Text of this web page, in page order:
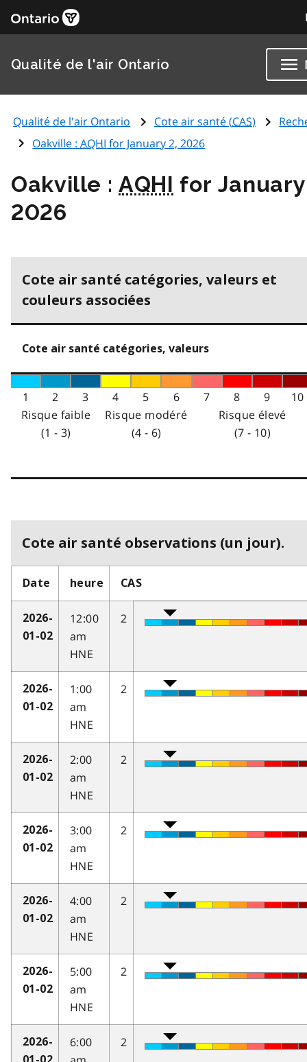
Qualité de l'air Ontario
Qualité de l'air Ontario Cote air santé (CAS)
Oakville :AQHI for January 2, 2026
Oakville :AQHI for
2026
Cote air santé catégories, valeurs et
couleurs associées
Cote air santé catégories, valeurs
1 2 3 4 5 6 7 8 9
10
Risque faible
(1 - 3)
Risque modéré
(4 - 6)
Risque élevé
(7 - 10)
Cote air santé observations (un jour).
Date heure CAS
2026-
01-02
12:00
am
HNE
2
2026-
01-02
1:00
am
HNE
2
2026-
01-02
2:00
am
HNE
2
2026-
01-02
3:00
am
HNE
2
2026-
01-02
4:00
am
HNE
2
2026-
01-02
5:00
am
HNE
2
2026-
6:00
2